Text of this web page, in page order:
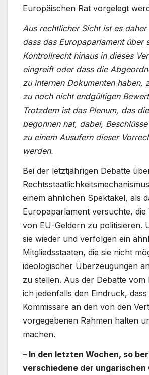
Europäischen Rat vorgelegt
Aus rechtlicher Sicht ist es
dass das Europaparlament über
Kontrollrecht hinaus in dieses
eingreift oder dass die
zu internen Dokumenten haben,
zu noch nicht endgültigen
Trotzdem ist das Plenum, das
begonnen hat, dabei,
zu einem Ausufern dieser
werden.
Bei der letztjährigen Debatte
einem ähnlichen Spektakel, als
Europaparlament versuchte, die
von EU-Geldern zu politisieren.
sie wieder und verfolgen ein
Mitgliedsstaaten, die sie nicht
ideologischer Überzeugungen
zu stellen. Aus der Debatte vom
ich jedenfalls den Eindruck, dass
Kommissare an den von den
vorgegebenen Rahmen halten
machen.
– In den letzten Wochen, so
verschiedene der ungarischen